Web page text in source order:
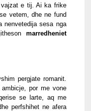
vajzat e tij. Ai ka frike
vetem, dhe ne fund
nenvetedija sesa nga
marredheniet
pergjate romanit.
por me vone
se larte, aq me
perfshihet ne afera